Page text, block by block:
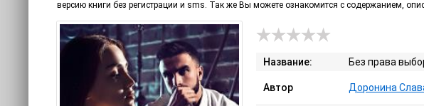
версию книги без регистрации и sms. Так же Вы можете ознакомится с содержанием,
Название: Без права
Автор Доронина